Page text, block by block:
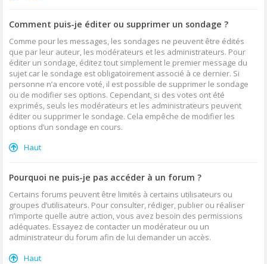
Comment puis-je éditer ou supprimer un sondage ?
Comme pour les messages, les sondages ne peuvent être édités
que par leur auteur, les modérateurs et les administrateurs. Pour
éditer un sondage, éditez tout simplement le premier message du
sujet car le sondage est obligatoirement associé à ce dernier. Si
personne n’a encore voté, il est possible de supprimer le sondage
ou de modifier ses options. Cependant, si des votes ont été
exprimés, seuls les modérateurs et les administrateurs peuvent
éditer ou supprimer le sondage. Cela empêche de modifier les
options d’un sondage en cours.
Haut
Pourquoi ne puis-je pas accéder à un forum ?
Certains forums peuvent être limités à certains utilisateurs ou
groupes d’utilisateurs. Pour consulter, rédiger, publier ou réaliser
n’importe quelle autre action, vous avez besoin des permissions
adéquates. Essayez de contacter un modérateur ou un
administrateur du forum afin de lui demander un accès.
Haut